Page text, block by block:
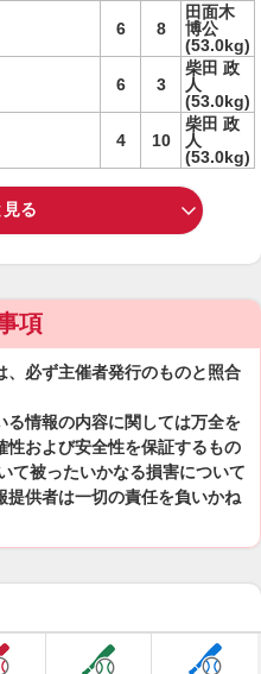
6 8
田面木
博公
(53.0kg)
6 3
柴田 政
人
(53.0kg)
4 10
柴田 政
人
(53.0kg)
見る
項
必ず主催者発行のものと照合
情報の内容に関しては万全を
および安全性を保証するもの
て被ったいかなる損害について
提供者は一切の責任を負いかね